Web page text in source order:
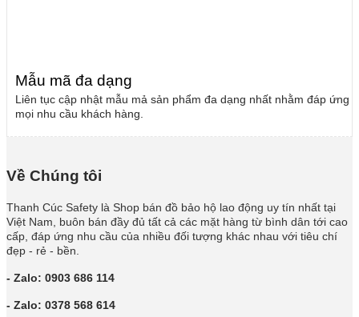
Mẫu mã đa dạng
Liên tục cập nhật mẫu mả sản phẩm đa dạng nhất nhằm đáp ứng
mọi nhu cầu khách hàng.
Về Chúng tôi
Thanh Cúc Safety là Shop bán đồ bảo hộ lao động uy tín nhất tại
Việt Nam, buôn bán đầy đủ tất cả các mặt hàng từ bình dân tới cao
cấp, đáp ứng nhu cầu của nhiều đối tượng khác nhau với tiêu chí
đẹp - rẻ - bền.
- Zalo: 0903 686 114
- Zalo: 0378 568 614